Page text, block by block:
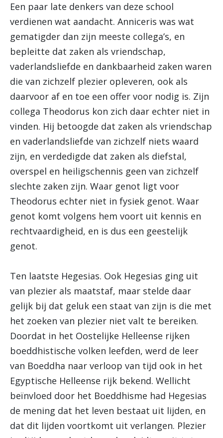
Een paar late denkers van deze school
verdienen wat aandacht. Anniceris was wat
gematigder dan zijn meeste collega’s, en
bepleitte dat zaken als vriendschap,
vaderlandsliefde en dankbaarheid zaken waren
die van zichzelf plezier opleveren, ook als
daarvoor af en toe een offer voor nodig is. Zijn
collega Theodorus kon zich daar echter niet in
vinden. Hij betoogde dat zaken als vriendschap
en vaderlandsliefde van zichzelf niets waard
zijn, en verdedigde dat zaken als diefstal,
overspel en heiligschennis geen van zichzelf
slechte zaken zijn. Waar genot ligt voor
Theodorus echter niet in fysiek genot. Waar
genot komt volgens hem voort uit kennis en
rechtvaardigheid, en is dus een geestelijk
genot.
Ten laatste Hegesias. Ook Hegesias ging uit
van plezier als maatstaf, maar stelde daar
gelijk bij dat geluk een staat van zijn is die met
het zoeken van plezier niet valt te bereiken.
Doordat in het Oostelijke Helleense rijken
boeddhistische volken leefden, werd de leer
van Boeddha naar verloop van tijd ook in het
Egyptische Helleense rijk bekend. Wellicht
beïnvloed door het Boeddhisme had Hegesias
de mening dat het leven bestaat uit lijden, en
dat dit lijden voortkomt uit verlangen. Plezier